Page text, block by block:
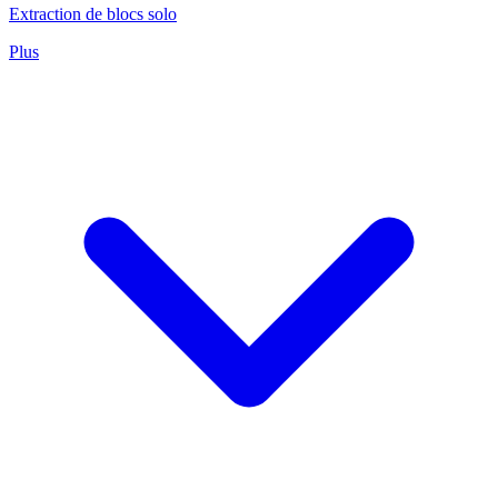
Extraction de blocs solo
Plus